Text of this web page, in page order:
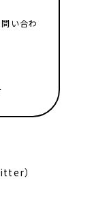
い合わ
）